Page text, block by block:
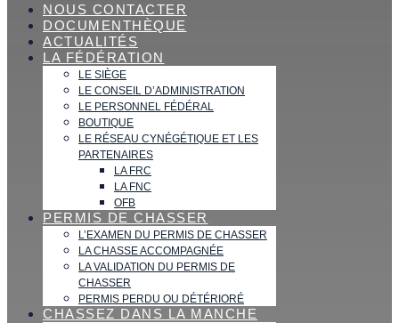
NOUS CONTACTER
DOCUMENTHÈQUE
ACTUALITÉS
LA FÉDÉRATION
LE SIÈGE
LE CONSEIL D’ADMINISTRATION
LE PERSONNEL FÉDÉRAL
BOUTIQUE
LE RÉSEAU CYNÉGÉTIQUE ET LES
PARTENAIRES
LA FRC
LA FNC
OFB
PERMIS DE CHASSER
L’EXAMEN DU PERMIS DE CHASSER
LA CHASSE ACCOMPAGNÉE
LA VALIDATION DU PERMIS DE
CHASSER
PERMIS PERDU OU DÉTÉRIORÉ
CHASSEZ DANS LA MANCHE